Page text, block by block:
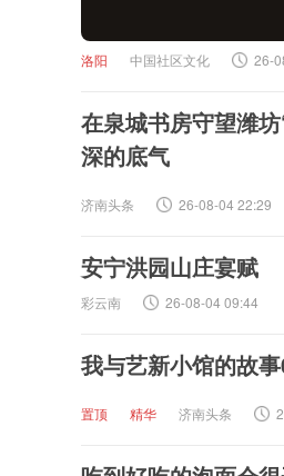
洛阳 中国社区文化 26-
在泉城书房守望潍
深的底气
济南头条 26-08-04 22:29
安宁洪园山庄宴赋
彩云南 26-08-04 09:44
我与艺新小馆的故
置顶 精华 济南头条